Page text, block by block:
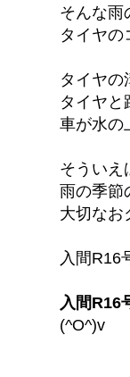
そんな雨
タイヤの
タイヤの
タイヤと
車が水の
そういえ
雨の季節
大切なお
入間R16
入間R16
(^O^)v